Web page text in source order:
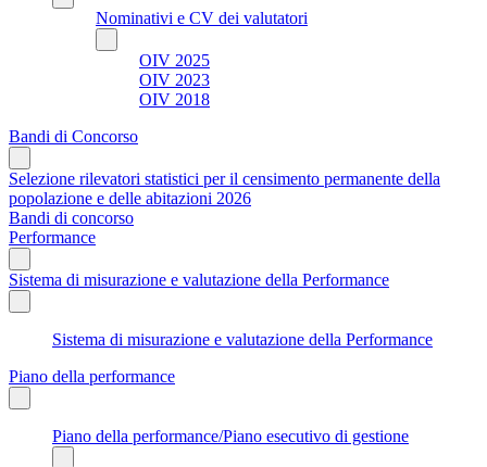
Nominativi e CV dei valutatori
OIV 2025
OIV 2023
OIV 2018
Bandi di Concorso
Selezione rilevatori statistici per il censimento permanente della
popolazione e delle abitazioni 2026
Bandi di concorso
Performance
Sistema di misurazione e valutazione della Performance
Sistema di misurazione e valutazione della Performance
Piano della performance
Piano della performance/Piano esecutivo di gestione